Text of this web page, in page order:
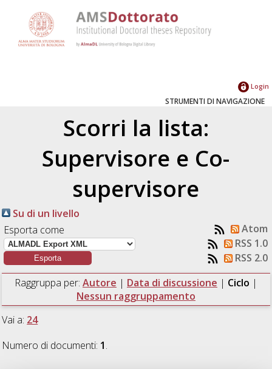
Login
STRUMENTI DI NAVIGAZIONE
Scorri la lista:
Supervisore e Co-
supervisore
Su di un livello
Esporta come
Atom
RSS 1.0
RSS 2.0
Raggruppa per: Autore | Data di discussione | Ciclo |
Nessun raggruppamento
Vai a: 24
Numero di documenti: 1.